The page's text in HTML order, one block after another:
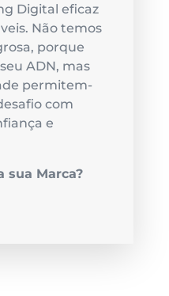
Digital eficaz
Não temos
porque
ADN, mas
permitem-
com
e
sua Marca?